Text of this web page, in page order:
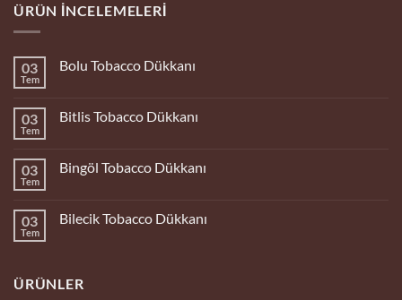
ÜRÜN İNCELEMELERI
03
Tem
Bolu Tobacco Dükkanı
Tobacco
03
Tem
Bitlis Tobacco Dükkanı
Tobacco
03
Tem
Bingöl Tobacco Dükkanı
Tobacco
03
Tem
Bilecik Tobacco Dükkanı
Dükkanı
ÜRÜNLER